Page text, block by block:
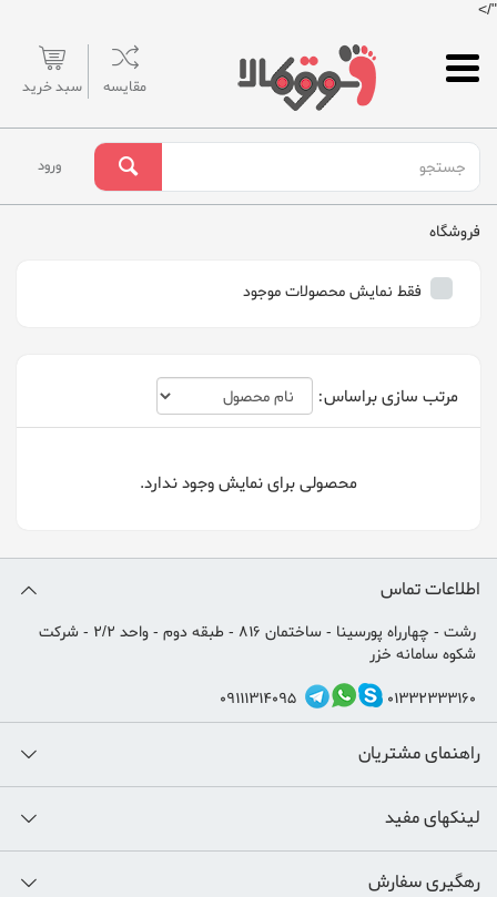
"/>
مقایسه سبد خرید
ورود
فروشگاه
فقط نمایش محصولات موجود
مرتب سازی براساس:
محصولی برای نمایش وجود ندارد.
اطلاعات تماس
رشت - چهارراه پورسینا - ساختمان 816 - طبقه دوم - واحد 2/2 - شرکت
شکوه سامانه خزر
01332333160
09111314095
راهنمای مشتریان
لینکهای مفید
رهگیری سفارش